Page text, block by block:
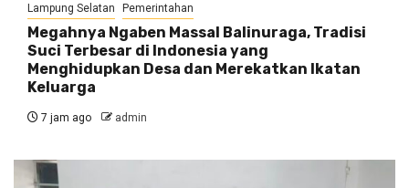
Lampung Selatan Pemerintahan
Megahnya Ngaben Massal Balinuraga, Tradisi
Suci Terbesar di Indonesia yang
Menghidupkan Desa dan Merekatkan Ikatan
Keluarga
7 jam ago admin